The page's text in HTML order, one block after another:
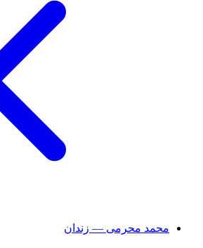
محمد محرمی — زندان